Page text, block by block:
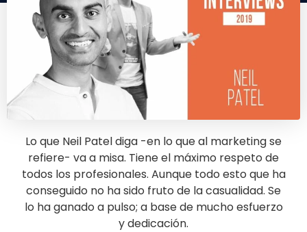
Lo que Neil Patel diga -en lo que al marketing se
refiere- va a misa. Tiene el máximo respeto de
todos los profesionales. Aunque todo esto que ha
conseguido no ha sido fruto de la casualidad. Se
lo ha ganado a pulso; a base de mucho esfuerzo
y dedicación.